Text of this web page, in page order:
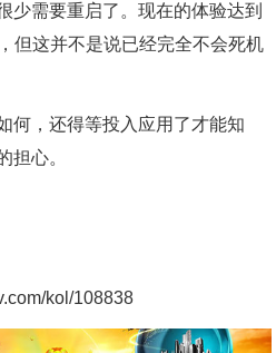
少需要重启了。现在的体验达到
但这并不是说已经完全不会死机
何，还得等投入应用了才能知
担心。
kol/108838